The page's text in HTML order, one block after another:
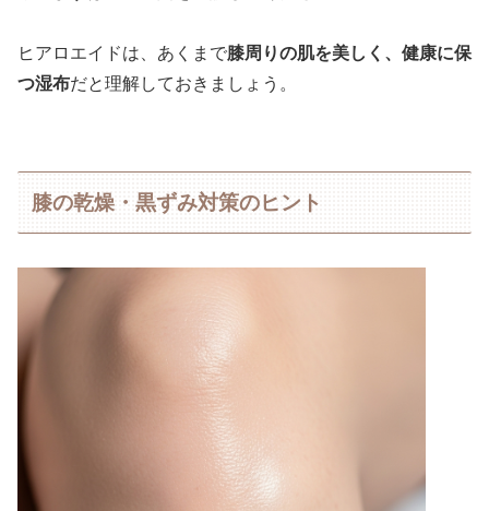
ヒアロエイドは、あくまで膝周りの肌を美しく、健康に保
つ湿布だと理解しておきましょう。
膝の乾燥・黒ずみ対策のヒント